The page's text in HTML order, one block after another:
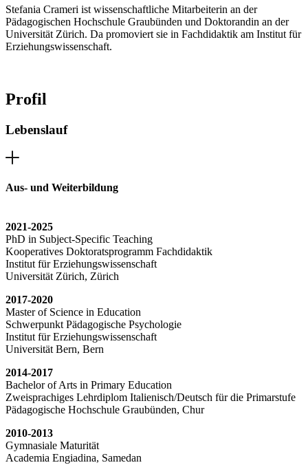
Stefania Crameri ist wissenschaftliche Mitarbeiterin an der
Pädagogischen Hochschule Graubünden und Doktorandin an der
Universität Zürich. Da promoviert sie in Fachdidaktik am Institut für
Erziehungswissenschaft.
Profil
Lebenslauf
Aus- und Weiterbildung
2021-2025
PhD in Subject-Specific Teaching
Kooperatives Doktoratsprogramm Fachdidaktik
Institut für Erziehungswissenschaft
Universität Zürich, Zürich
2017-2020
Master of Science in Education
Schwerpunkt Pädagogische Psychologie
Institut für Erziehungswissenschaft
Universität Bern, Bern
2014-2017
Bachelor of Arts in Primary Education
Zweisprachiges Lehrdiplom Italienisch/Deutsch für die Primarstufe
Pädagogische Hochschule Graubünden, Chur
2010-2013
Gymnasiale Maturität
Academia Engiadina, Samedan